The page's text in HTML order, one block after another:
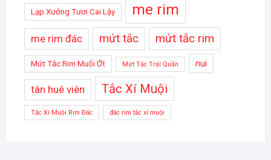
Lạp Xưởng Tươi Cai Lậy me rim
me rim đác mứt tắc mứt tắc rim
Mứt Tắc Rim Muối Ớt Mứt Tắc Trái Quấn nui
tân huê viên Tắc Xí Muội
Tắc Xí Muội Rim Đác đác rim tắc xí muội